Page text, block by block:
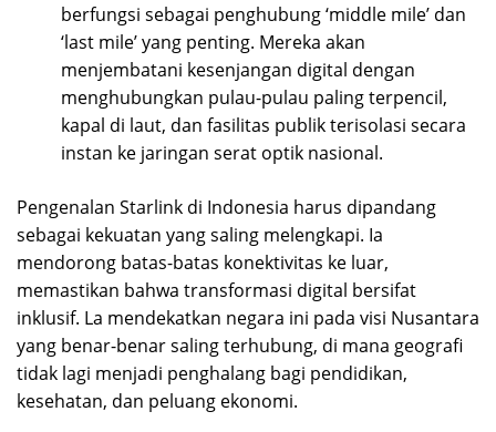
berfungsi sebagai penghubung ‘middle mile’ dan
‘last mile’ yang penting. Mereka akan
menjembatani kesenjangan digital dengan
menghubungkan pulau-pulau paling terpencil,
kapal di laut, dan fasilitas publik terisolasi secara
instan ke jaringan serat optik nasional.
Pengenalan Starlink di Indonesia harus dipandang
sebagai kekuatan yang saling melengkapi. Ia
mendorong batas-batas konektivitas ke luar,
memastikan bahwa transformasi digital bersifat
inklusif. La mendekatkan negara ini pada visi Nusantara
yang benar-benar saling terhubung, di mana geografi
tidak lagi menjadi penghalang bagi pendidikan,
kesehatan, dan peluang ekonomi.